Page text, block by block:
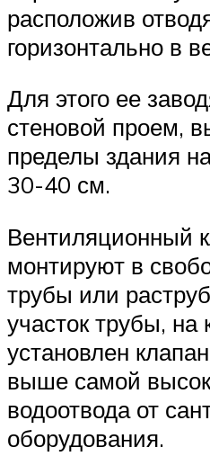
расположив
горизонтально в
Для этого ее
стеновой проем,
пределы здания
30-40 см.
Вентиляционный
монтируют в
трубы или
участок трубы, на
установлен
выше самой
водоотвода от
оборудования.